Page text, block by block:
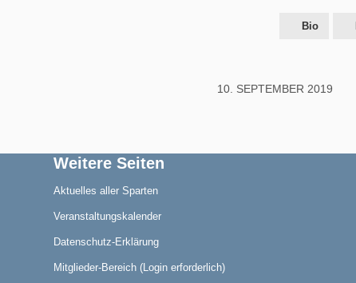
Blindensport
Termine/Training
Bio
10. SEPTEMBER 2019
Weitere Seiten
Aktuelles aller Sparten
Veranstaltungskalender
Datenschutz-Erklärung
Mitglieder-Bereich (Login erforderlich)